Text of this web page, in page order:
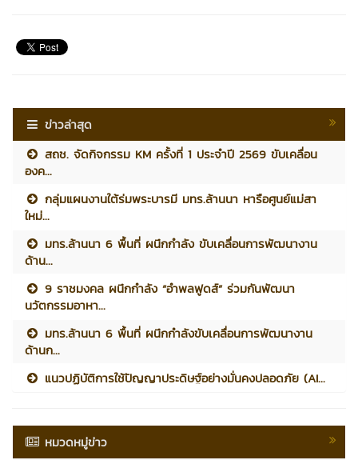
ข่าวล่าสุด
สถช. จัดกิจกรรม KM ครั้งที่ 1 ประจำปี 2569 ขับเคลื่อน
องค...
กลุ่มแผนงานใต้ร่มพระบารมี มทร.ล้านนา หารือศูนย์แม่สา
ใหม่...
มทร.ล้านนา 6 พื้นที่ ผนึกกำลัง ขับเคลื่อนการพัฒนางาน
ด้าน...
9 ราชมงคล ผนึกกำลัง “อำพลฟูดส์” ร่วมกันพัฒนา
นวัตกรรมอาหา...
มทร.ล้านนา 6 พื้นที่ ผนึกกำลังขับเคลื่อนการพัฒนางาน
ด้านก...
แนวปฏิบัติการใช้ปัญญาประดิษฐ์อย่างมั่นคงปลอดภัย (AI...
หมวดหมู่ข่าว